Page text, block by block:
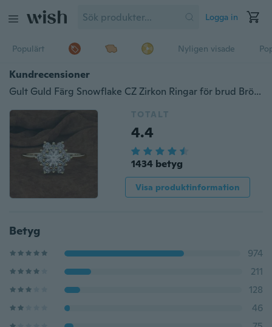
Logga in
Populärt Nyligen visade
Kundrecensioner
Gult Guld Färg Snowflake CZ Zirkon Ringar för brud Bröllop Förlovning Silver Färg Julklappar Dam Smycken
TOTALT
4.4
1434 betyg
Visa produktinformation
Betyg
974
211
128
46